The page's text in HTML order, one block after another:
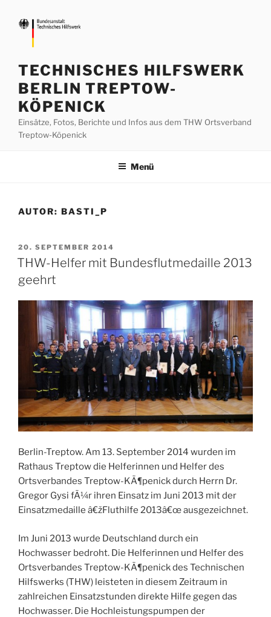
Inhalt
springen
TECHNISCHES HILFSWERK
BERLIN TREPTOW-
KÖPENICK
Einsätze, Fotos, Berichte und Infos aus dem THW Ortsverband
Treptow-Köpenick
Menü
AUTOR: BASTI_P
VERÖFFENTLICHT
AM
20. SEPTEMBER 2014
THW-Helfer mit Bundesflutmedaille 2013
geehrt
Berlin-Treptow. Am 13. September 2014 wurden im
Rathaus Treptow die Helferinnen und Helfer des
Ortsverbandes Treptow-KÃ¶penick durch Herrn Dr.
Gregor Gysi fÃ¼r ihren Einsatz im Juni 2013 mit der
Einsatzmedaille â€žFluthilfe 2013â€œ ausgezeichnet.
Im Juni 2013 wurde Deutschland durch ein
Hochwasser bedroht. Die Helferinnen und Helfer des
Ortsverbandes Treptow-KÃ¶penick des Technischen
Hilfswerks (THW) leisteten in diesem Zeitraum in
zahlreichen Einsatzstunden direkte Hilfe gegen das
Hochwasser. Die Hochleistungspumpen der